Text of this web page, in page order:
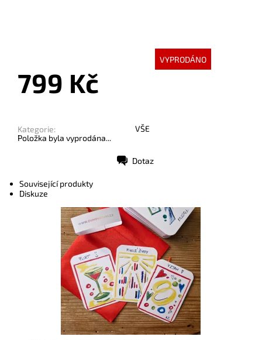
VYPRODÁNO
799 Kč
Kategorie:
VŠE
Položka byla vyprodána...
Dotaz
Související produkty
Diskuze
Dostupnost:
Skladem
9371